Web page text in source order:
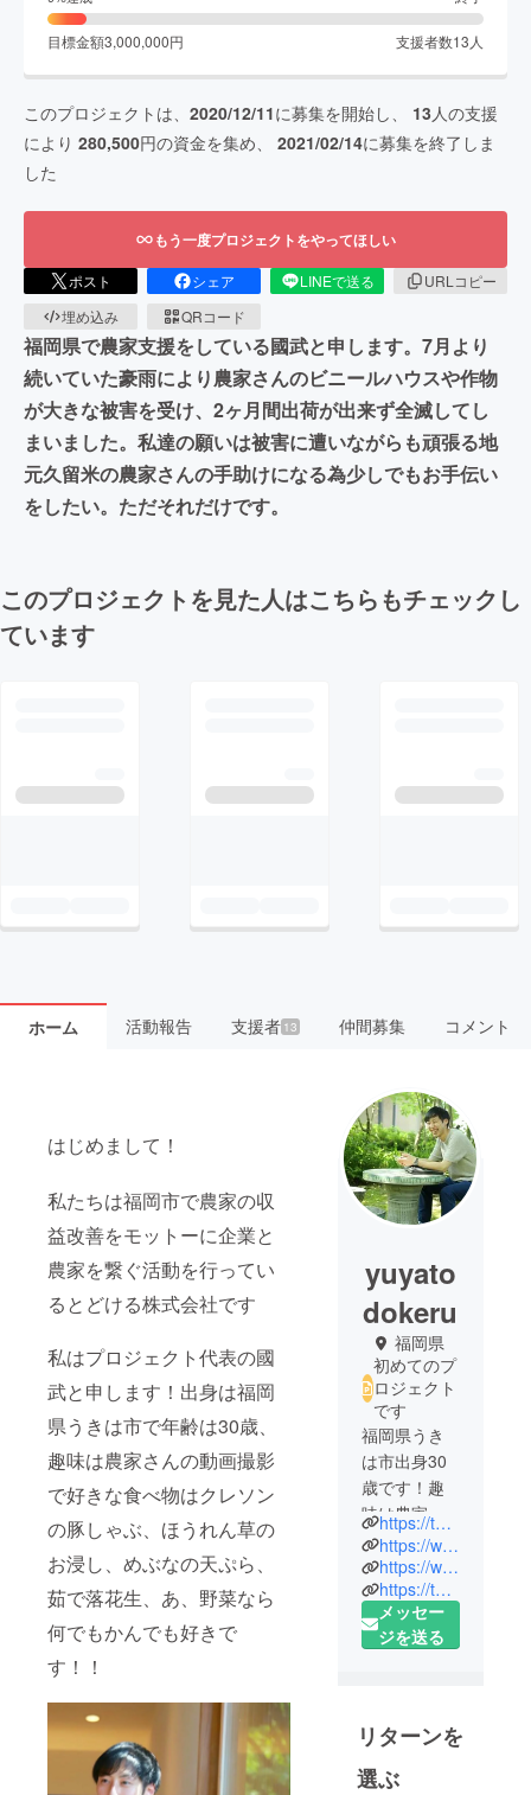
目標金額3,000,000円 支援者数13人
このプロジェクトは、 2020/12/11に募集を開始し、 13人の支援
により 280,500円の資金を集め、 2021/02/14に募集を終了しま
した
もう一度プロジェクトをやってほしい
ポスト シェア LINEで送る
URLコピー
埋め込み
QRコード
福岡県で農家支援をしている國武と申します。7月より
続いていた豪雨により農家さんのビニールハウスや作物
が大きな被害を受け、2ヶ月間出荷が出来ず全滅してし
まいました。私達の願いは被害に遭いながらも頑張る地
元久留米の農家さんの手助けになる為少しでもお手伝い
をしたい。ただそれだけです。
このプロジェクトを見た人はこちらもチェックし
ています
ホーム 活動報告 支援者 13 仲間募集 コメント
はじめまして！
私たちは福岡市で農家の収
益改善をモットーに企業と
農家を繋ぐ活動を行ってい
るとどける株式会社です
私はプロジェクト代表の國
武と申します！出身は福岡
県うきは市で年齢は30歳、
趣味は農家さんの動画撮影
で好きな食べ物はクレソン
の豚しゃぶ、ほうれん草の
お浸し、めぶなの天ぷら、
茹で落花生、あ、野菜なら
何でもかんでも好きで
す！！
yuyato
dokeru
福岡県
初めてのプ
ロジェクト
です
福岡県うき
は市出身30
歳です！趣
味は農家さ
んの動画撮
影で好きな
食べ物は野
菜なら全て
好きです。
https://todokeru.co.jp
https://www.facebook.com/profile.php?id=100004955314055
https://www.instagram.com/todokeru.inc/
https://twitter.com/AGRIESofficial
メッセー
ジを送る
リターンを
選ぶ